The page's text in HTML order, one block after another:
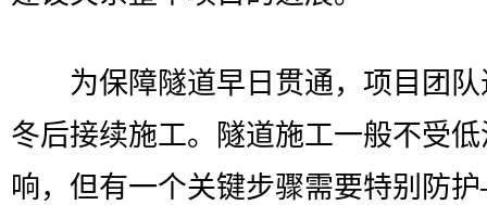
为保障隧道早日贯通，项目团队
冬后接续施工。隧道施工一般不受
响，但有一个关键步骤需要特别防